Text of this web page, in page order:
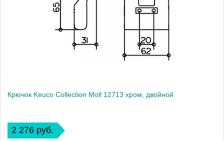
Крючок Keuco Collection Moll 12713 хром, двойной
2 276 руб.